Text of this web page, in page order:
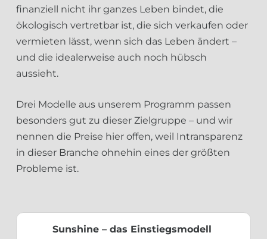
finanziell nicht ihr ganzes Leben bindet, die
ökologisch vertretbar ist, die sich verkaufen oder
vermieten lässt, wenn sich das Leben ändert –
und die idealerweise auch noch hübsch
aussieht.
Drei Modelle aus unserem Programm passen
besonders gut zu dieser Zielgruppe – und wir
nennen die Preise hier offen, weil Intransparenz
in dieser Branche ohnehin eines der größten
Probleme ist.
Sunshine – das Einstiegsmodell